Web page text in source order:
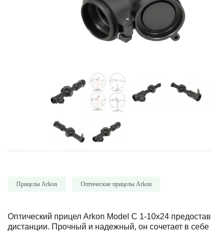
Прицелы Arkon Оптические прицелы Arkon
Оптический прицел Arkon Model C 1-10x24
дистанции. Прочный и надежный, он сочетает в